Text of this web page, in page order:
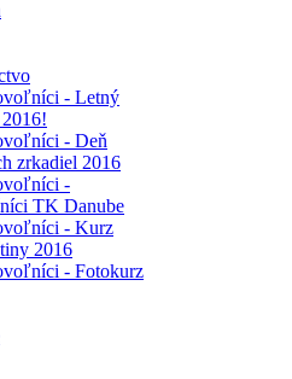
- Letný
- Deň
zrkadiel 2016
-
TK Danube
- Kurz
2016
- Fotokurz